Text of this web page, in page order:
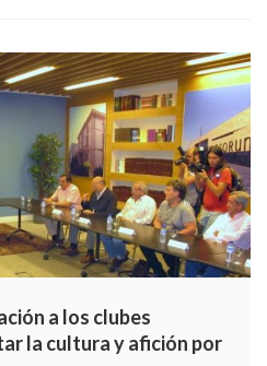
a los clubes
la cultura y afición por